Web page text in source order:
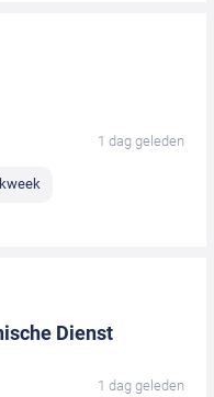
1 dag geleden
Dienst
1 dag geleden